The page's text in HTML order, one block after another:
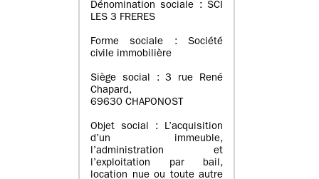
Dénomination sociale : SCI
LES 3 FRERES
Forme sociale : Société
civile immobilière
Siège social : 3 rue René
Chapard,
69630 CHAPONOST
Objet social : L’acquisition
d’un immeuble,
l’administration et
l’exploitation par bail,
location nue ou toute autre